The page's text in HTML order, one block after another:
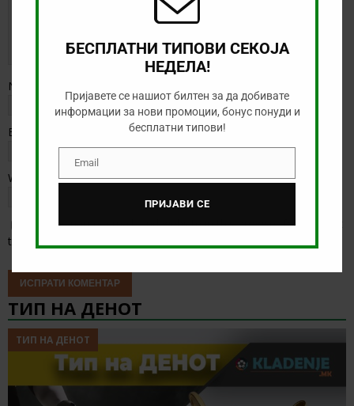
Name
Email
Website
Save my name, email, and website in this browser for the next
time I comment.
ТИП НА ДЕНОТ
ТИП НА ДЕНОТ
БЕСПЛАТНИ ТИПОВИ СЕКОЈА
НЕДЕЛА!
Пријавете се нашиот билтен за да добивате
информации за нови промоции, бонус понуди и
бесплатни типови!
EmailEmail
ПРИЈАВИ СЕ